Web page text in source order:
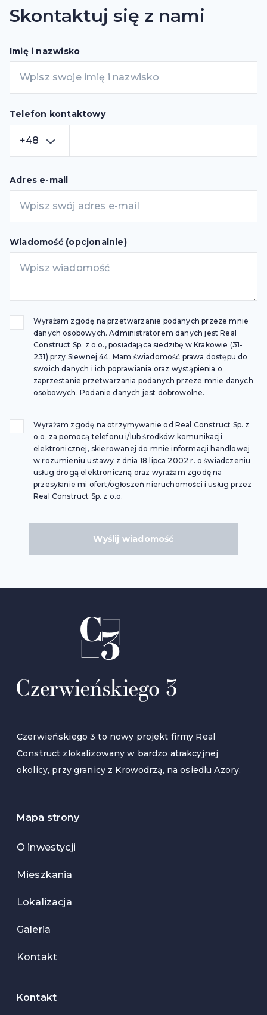
Skontaktuj się z nami
Imię i nazwisko
Telefon kontaktowy
+48
Adres e-mail
Wiadomość (opcjonalnie)
Wyrażam zgodę na przetwarzanie podanych przeze mnie
danych osobowych. Administratorem danych jest Real
Construct Sp. z o.o., posiadająca siedzibę w Krakowie (31-
231) przy Siewnej 44. Mam świadomość prawa dostępu do
swoich danych i ich poprawiania oraz wystąpienia o
zaprzestanie przetwarzania podanych przeze mnie danych
osobowych. Podanie danych jest dobrowolne.
Wyrażam zgodę na otrzymywanie od Real Construct Sp. z
o.o. za pomocą telefonu i/lub środków komunikacji
elektronicznej, skierowanej do mnie informacji handlowej
w rozumieniu ustawy z dnia 18 lipca 2002 r. o świadczeniu
usług drogą elektroniczną oraz wyrażam zgodę na
przesyłanie mi ofert/ogłoszeń nieruchomości i usług przez
Real Construct Sp. z o.o.
Wyślij wiadomość
Czerwieńskiego 3 to nowy projekt firmy Real
Construct zlokalizowany w bardzo atrakcyjnej
okolicy, przy granicy z Krowodrzą, na osiedlu Azory.
Mapa strony
O inwestycji
Mieszkania
Lokalizacja
Galeria
Kontakt
Kontakt